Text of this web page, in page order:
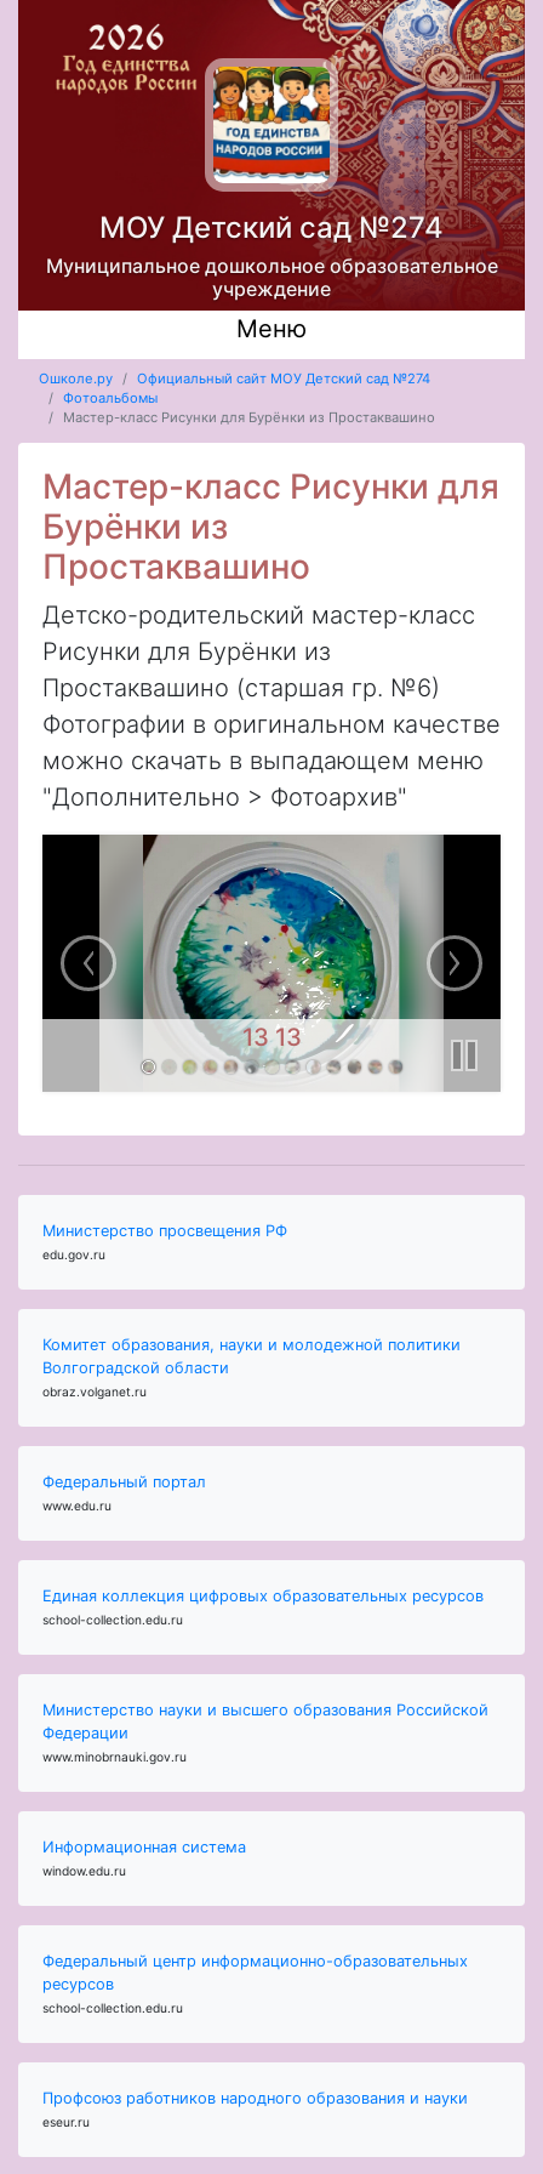
МОУ Детский сад №274
Муниципальное дошкольное образовательное
учреждение
Меню
Ошколе.ру
Официальный сайт МОУ Детский сад №274
Фотоальбомы
Мастер-класс Рисунки для Бурёнки из Простаквашино
Мастер-класс Рисунки для
Бурёнки из
Простаквашино
Детско-родительский мастер-класс
Рисунки для Бурёнки из
Простаквашино (старшая гр. №6)
Фотографии в оригинальном качестве
можно скачать в выпадающем меню
"Дополнительно > Фотоархив"
13 13
Министерство просвещения РФ
edu.gov.ru
Комитет образования, науки и молодежной политики
Волгоградской области
obraz.volganet.ru
Федеральный портал
www.edu.ru
Единая коллекция цифровых образовательных ресурсов
school-collection.edu.ru
Министерство науки и высшего образования Российской
Федерации
www.minobrnauki.gov.ru
Информационная система
window.edu.ru
Федеральный центр информационно-образовательных
ресурсов
school-collection.edu.ru
Профсоюз работников народного образования и науки
eseur.ru